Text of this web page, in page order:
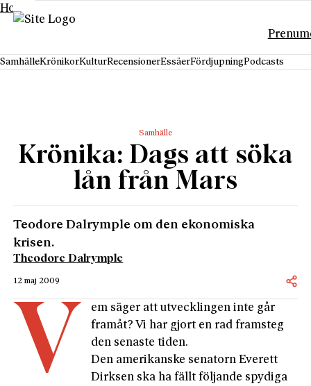
Hoppa till innehåll
SamhälleKrönikorKulturRecensionerEssäerFördjupningPodcasts
Samhälle
Krönika: Dags att söka
lån från Mars
Teodore Dalrymple om den ekonomiska
krisen.
Theodore Dalrymple
12 maj 2009
V
em säger att utvecklingen inte går
framåt? Vi har gjort en rad framsteg
den senaste tiden.
Den amerikanske senatorn Everett
Dirksen ska ha fällt följande spydiga